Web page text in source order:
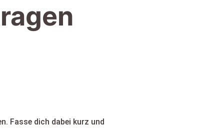
Fasse dich dabei kurz und